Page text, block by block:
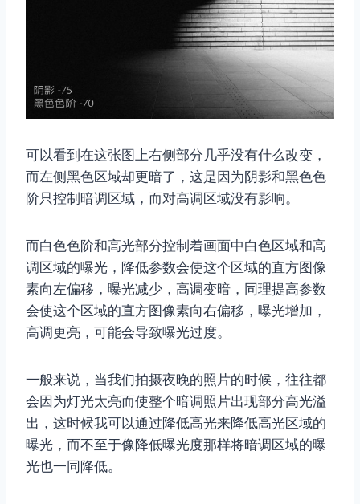
可以看到在这张图上右侧部分几乎没有什么改变，
而左侧黑色区域却更暗了，这是因为阴影和黑色色
阶只控制暗调区域，而对高调区域没有影响。
而白色色阶和高光部分控制着画面中白色区域和高
调区域的曝光，降低参数会使这个区域的直方图像
素向左偏移，曝光减少，高调变暗，同理提高参数
会使这个区域的直方图像素向右偏移，曝光增加，
高调更亮，可能会导致曝光过度。
一般来说，当我们拍摄夜晚的照片的时候，往往都
会因为灯光太亮而使整个暗调照片出现部分高光溢
出，这时候我可以通过降低高光来降低高光区域的
曝光，而不至于像降低曝光度那样将暗调区域的曝
光也一同降低。